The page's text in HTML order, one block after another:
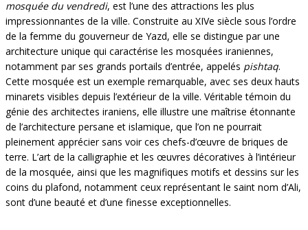
mosquée du vendredi, est l’une des attractions les plus
impressionnantes de la ville. Construite au XIVe siècle sous l’ordre
de la femme du gouverneur de Yazd, elle se distingue par une
architecture unique qui caractérise les mosquées iraniennes,
notamment par ses grands portails d’entrée, appelés pishtaq.
Cette mosquée est un exemple remarquable, avec ses deux hauts
minarets visibles depuis l’extérieur de la ville. Véritable témoin du
génie des architectes iraniens, elle illustre une maîtrise étonnante
de l’architecture persane et islamique, que l’on ne pourrait
pleinement apprécier sans voir ces chefs-d’œuvre de briques de
terre. L’art de la calligraphie et les œuvres décoratives à l’intérieur
de la mosquée, ainsi que les magnifiques motifs et dessins sur les
coins du plafond, notamment ceux représentant le saint nom d’Ali,
sont d’une beauté et d’une finesse exceptionnelles.